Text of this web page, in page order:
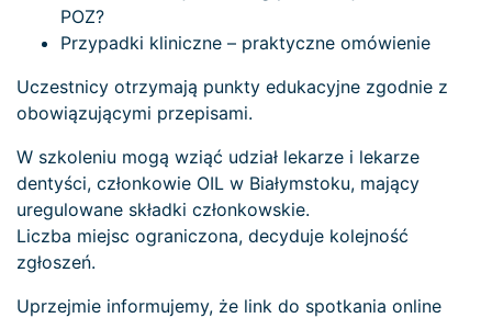
POZ?
Przypadki kliniczne – praktyczne omówienie
Uczestnicy otrzymają punkty edukacyjne zgodnie z
obowiązującymi przepisami.
W szkoleniu mogą wziąć udział lekarze i lekarze
dentyści, członkowie OIL w Białymstoku, mający
uregulowane składki członkowskie.
Liczba miejsc ograniczona, decyduje kolejność
zgłoszeń.
Uprzejmie informujemy, że link do spotkania online